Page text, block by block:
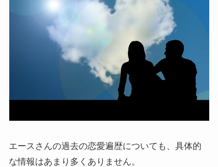
エースさんの過去の恋愛遍歴についても、具体的
な情報はあまり多くありません。